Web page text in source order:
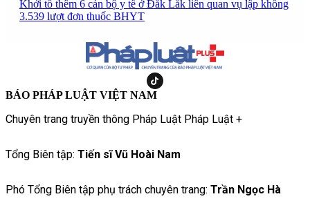
Khởi tố thêm 6 cán bộ y tế ở Đắk Lắk liên quan vụ lập khống
3.539 lượt đơn thuốc BHYT
BÁO PHÁP LUẬT VIỆT NAM
Chuyên trang truyền thông Pháp Luật Pháp Luật +
Tổng Biên tập: Tiến sĩ Vũ Hoài Nam
Phó Tổng Biên tập phụ trách chuyên trang: Trần Ngọc Hà